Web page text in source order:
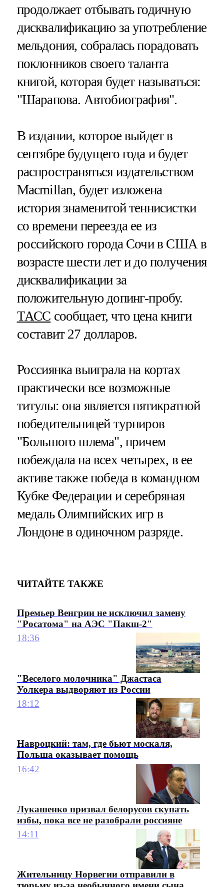
продолжает отбывать годичную
дисквалификацию за употребление
мельдония, собралась порадовать
поклонников своего таланта
книгой, которая будет называться:
"Шарапова. Автобиография".
В издании, которое выйдет в
сентябре будущего года и будет
распространяться издательством
Macmillan, будет изложена
история знаменитой теннисистки
со времени переезда ее из
российского города Сочи в США в
возрасте шести лет и до получения
дисквалификации за
положительную допинг-пробу.
ТАСС сообщает, что цена книги
составит 27 долларов.
Россиянка выиграла на кортах
практически все возможные
титулы: она является пятикратной
победительницей турниров
"Большого шлема", причем
побеждала на всех четырех, в ее
активе также победа в командном
Кубке Федерации и серебряная
медаль Олимпийских игр в
Лондоне в одиночном разряде.
ЧИТАЙТЕ ТАКЖЕ
Премьер Венгрии не исключил замену
"Росатома" на АЭС "Пакш-2"
18:36
"Веселого молочника" Джастаса
Уолкера выдворяют из России
18:12
Навроцкий: там, где бьют москаля,
Польша оказывает помощь
16:42
Лукашенко призвал белорусов скупать
избы, пока все не разобрали россияне
14:11
Жительницу Норвегии отправили в